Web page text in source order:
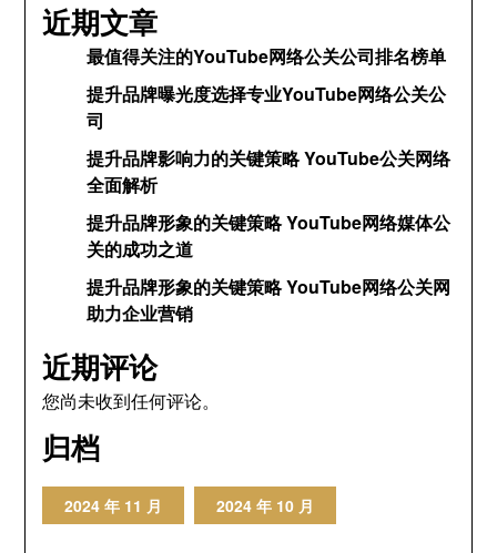
近期文章
最值得关注的YouTube网络公关公司排名榜单
提升品牌曝光度选择专业YouTube网络公关公
司
提升品牌影响力的关键策略 YouTube公关网络
全面解析
提升品牌形象的关键策略 YouTube网络媒体公
关的成功之道
提升品牌形象的关键策略 YouTube网络公关网
助力企业营销
近期评论
您尚未收到任何评论。
归档
2024 年 11 月 2024 年 10 月